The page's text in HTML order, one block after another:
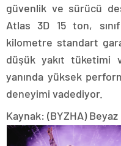
güvenlik ve sürücü
Atlas 3D 15 ton,
kilometre standart
düşük yakıt tüketimi
yanında yüksek
deneyimi vadediyor.
Kaynak: (BYZHA) Beyaz